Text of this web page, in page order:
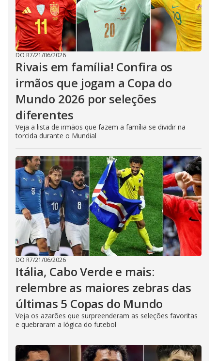
DO R7/21/06/2026
Rivais em família! Confira os
irmãos que jogam a Copa do
Mundo 2026 por seleções
diferentes
Veja a lista de irmãos que fazem a família se dividir na
torcida durante o Mundial
DO R7/21/06/2026
Itália, Cabo Verde e mais:
relembre as maiores zebras das
últimas 5 Copas do Mundo
Veja os azarões que surpreenderam as seleções favoritas
e quebraram a lógica do futebol